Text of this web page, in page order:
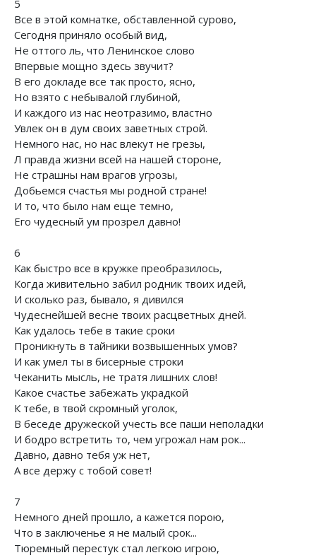
5
Все в этой комнатке, обставленной сурово,
Сегодня приняло особый вид,
Не оттого ль, что Ленинское слово
Впервые мощно здесь звучит?
В его докладе все так просто, ясно,
Но взято с небывалой глубиной,
И каждого из нас неотразимо, властно
Увлек он в дум своих заветных строй.
Немного нас, но нас влекут не грезы,
Л правда жизни всей на нашей стороне,
Не страшны нам врагов угрозы,
Добьемся счастья мы родной стране!
И то, что было нам еще темно,
Его чудесный ум прозрел давно!
6
Как быстро все в кружке преобразилось,
Когда живительно забил родник твоих идей,
И сколько раз, бывало, я дивился
Чудеснейшей весне твоих расцветных дней.
Как удалось тебе в такие сроки
Проникнуть в тайники возвышенных умов?
И как умел ты в бисерные строки
Чеканить мысль, не тратя лишних слов!
Какое счастье забежать украдкой
К тебе, в твой скромный уголок,
В беседе дружеской учесть все паши неполадки
И бодро встретить то, чем угрожал нам рок...
Давно, давно тебя уж нет,
А все держу с тобой совет!
7
Немного дней прошло, а кажется порою,
Что в заключенье я не малый срок...
Тюремный перестук стал легкою игрою,